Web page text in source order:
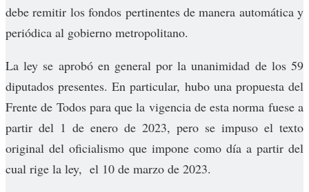
debe remitir los fondos pertinentes de manera automática y
periódica al gobierno metropolitano.
La ley se aprobó en general por la unanimidad de los 59
diputados presentes. En particular, hubo una propuesta del
Frente de Todos para que la vigencia de esta norma fuese a
partir del 1 de enero de 2023, pero se impuso el texto
original del oficialismo que impone como día a partir del
cual rige la ley, el 10 de marzo de 2023.